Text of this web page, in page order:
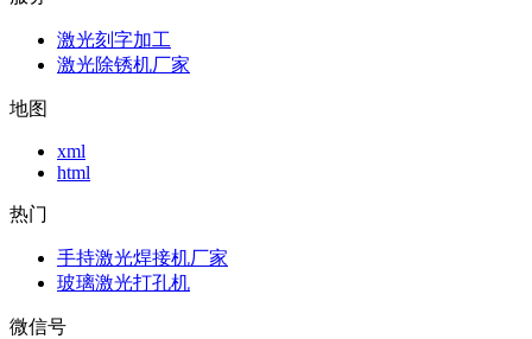
激光刻字加工
激光除锈机厂家
地图
xml
html
热门
手持激光焊接机厂家
玻璃激光打孔机
微信号